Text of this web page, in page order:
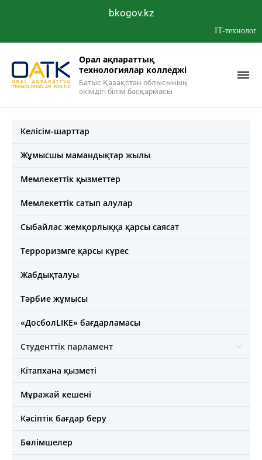
bkogov.kz
IT-технологиялар
Орал ақпараттық
технологиялар колледжі
Батыс Қазақстан облысының
әкімдігі білім басқармасы
Келісім-шарттар
Жұмысшы мамандықтар жылы
Мемлекеттік қызметтер
Мемлекеттік сатып алулар
Сыбайлас жемқорлыққа қарсы саясат
Терроризмге қарсы күрес
Жабдықталуы
Тәрбие жұмысы
«ДосболLIKE» бағдарламасы
Студенттік парламент
Кітапхана қызметі
Мұражай кешені
Кәсіптік бағдар беру
Бөлімшелер